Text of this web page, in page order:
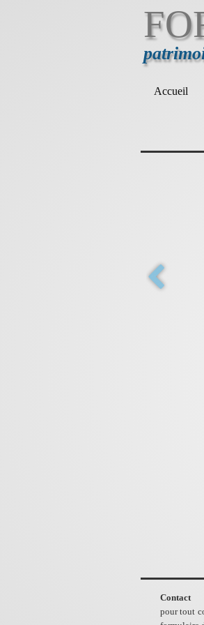
Accueil
Contact
pour tout